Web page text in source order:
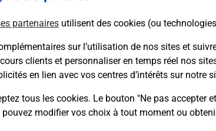
partenaires utilisent des cookies (ou
sur l’utilisation de nos sites et
clients et personnaliser en temps réel nos
en lien avec vos centres d’intérêts sur notre
tous les cookies. Le bouton "Ne pas
modifier vos choix à tout moment ou